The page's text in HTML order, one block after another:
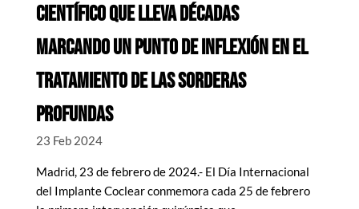
CIENTÍFICO QUE LLEVA DÉCADAS
MARCANDO UN PUNTO DE INFLEXIÓN EN EL
TRATAMIENTO DE LAS SORDERAS
PROFUNDAS
23 Feb 2024
Madrid, 23 de febrero de 2024.- El Día Internacional
del Implante Coclear conmemora cada 25 de febrero